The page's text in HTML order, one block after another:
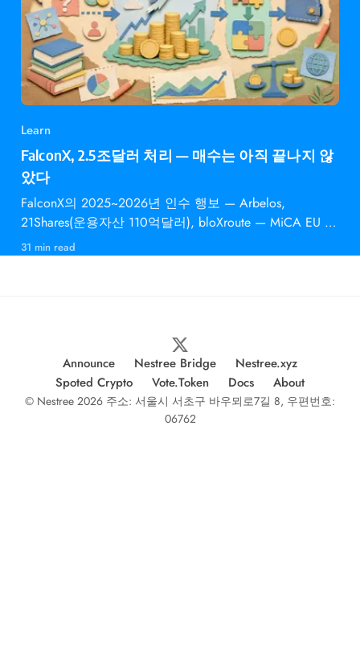
Learn
FalconX, 2.5조달러 처리 — 매수는 아직 끝나지 않
았다
FalconX의 2025~2026년 인수 행보 — Arbelos,
21Shares(운용자산 110억달러), bloXroute — MiCA EU 승
인과 의미
31 min read
Announce Nestree Bridge
Nestree.xyz
Spoted Crypto
Vote.Token Docs About
© Nestree 2026 주소: 서울시 서초구 바우뫼로7길 8, 우편번호:
06762